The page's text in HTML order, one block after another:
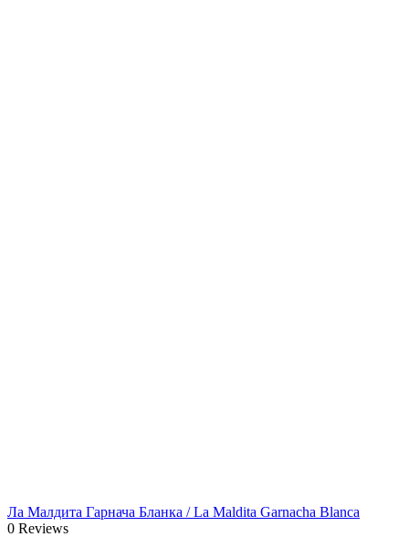
Ла Малдита Гарнача Бланка / La Maldita Garnacha Blanca
0 Reviews